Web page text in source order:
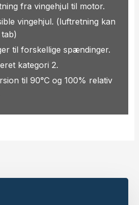
fra vingehjul til motor.
vingehjul. (luftretning kan
til forskellige spændinger.
kategori 2.
til 90°C og 100% relativ